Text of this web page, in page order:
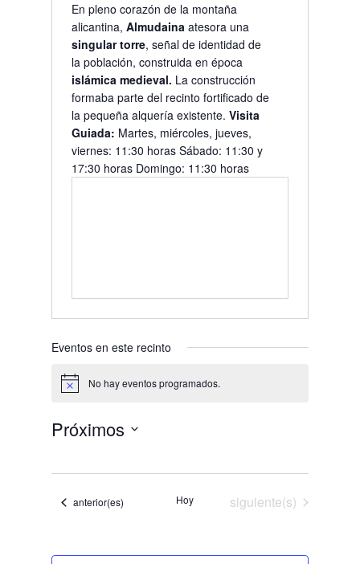
En pleno corazón de la montaña
alicantina,Almudaina atesora una
singular torre, señal de identidad de
la población, construida en época
islámica medieval. La construcción
formaba parte del recinto fortificado de
la pequeña alquería existente.Visita
Guiada: Martes, miércoles, jueves,
viernes: 11:30 horas Sábado: 11:30 y
17:30 horas Domingo: 11:30 horas
Eventos en este recinto
Aviso No hay eventos programados.
Próximos
Eventos
anterior(es) Hoy Eventos
siguiente(s)